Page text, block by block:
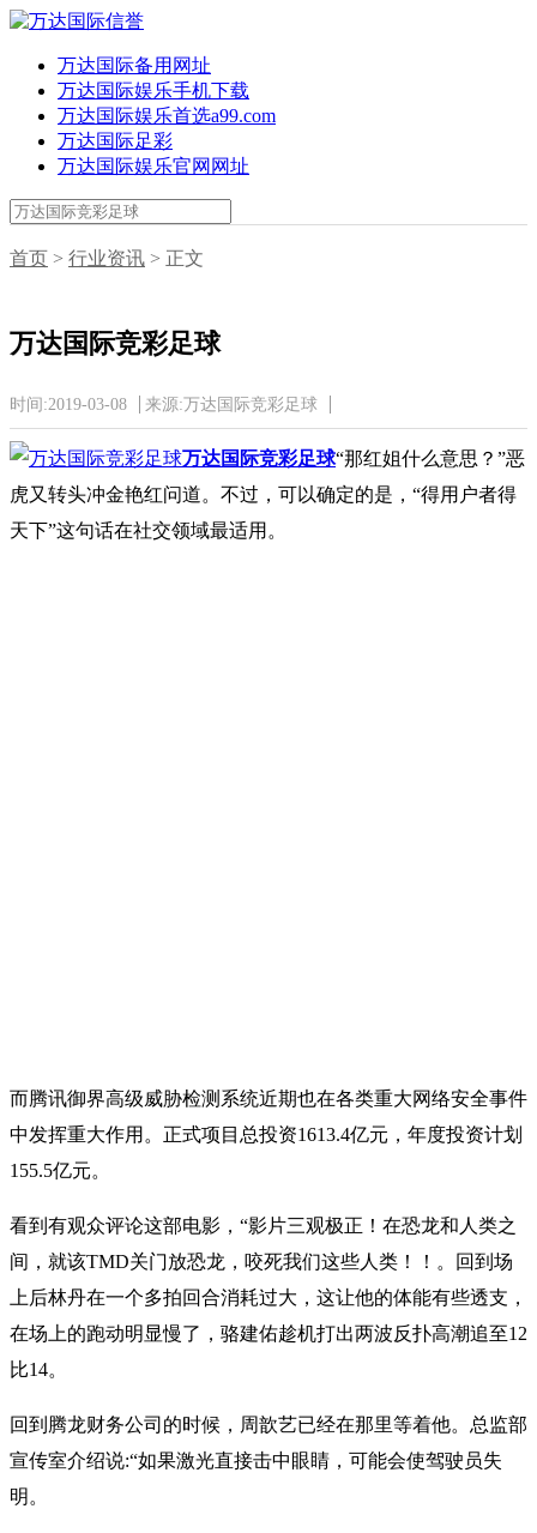
万达国际备用网址
万达国际娱乐手机下载
万达国际娱乐首选a99.com
万达国际足彩
万达国际娱乐官网网址
首页 > 行业资讯 > 正文
万达国际竞彩足球
时间:2019-03-08 来源:万达国际竞彩足球
万达国际竞彩足球“那红姐什么意思？”恶
虎又转头冲金艳红问道。不过，可以确定的是，“得用户者得
天下”这句话在社交领域最适用。
而腾讯御界高级威胁检测系统近期也在各类重大网络安全事件
中发挥重大作用。正式项目总投资1613.4亿元，年度投资计划
155.5亿元。
看到有观众评论这部电影，“影片三观极正！在恐龙和人类之
间，就该TMD关门放恐龙，咬死我们这些人类！！。回到场
上后林丹在一个多拍回合消耗过大，这让他的体能有些透支，
在场上的跑动明显慢了，骆建佑趁机打出两波反扑高潮追至12
比14。
回到腾龙财务公司的时候，周歆艺已经在那里等着他。总监部
宣传室介绍说:“如果激光直接击中眼睛，可能会使驾驶员失
明。